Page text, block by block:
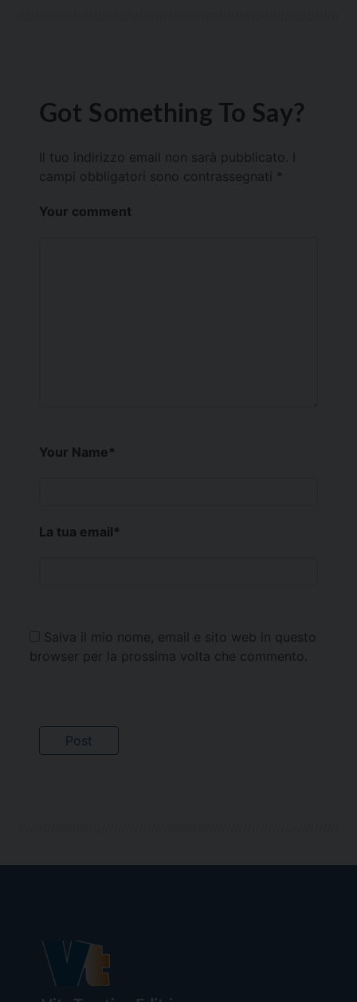
Got Something To Say?
Il tuo indirizzo email non sarà pubblicato.
campi obbligatori sono contrassegnati *
Your comment
Your Name*
La tua email*
Salva il mio nome, email e sito web in questo
browser per la prossima volta che commento.